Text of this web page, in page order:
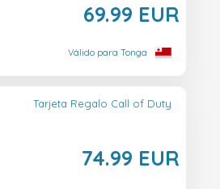
69.99 EUR
Válido para Tonga
Tarjeta Regalo Call of Duty
74.99 EUR